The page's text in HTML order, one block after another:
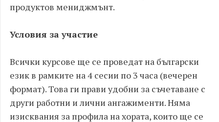
продуктов мениджмънт.
Условия за участие
Всички курсове ще се проведат на български
език в рамките на 4 сесии по 3 часа (вечерен
формат). Това ги прави удобни за съчетаване с
други работни и лични ангажименти. Няма
изисквания за профила на хората, които ще се